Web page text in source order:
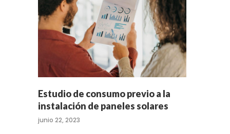
Estudio de consumo previo a la
instalación de paneles solares
junio 22, 2023